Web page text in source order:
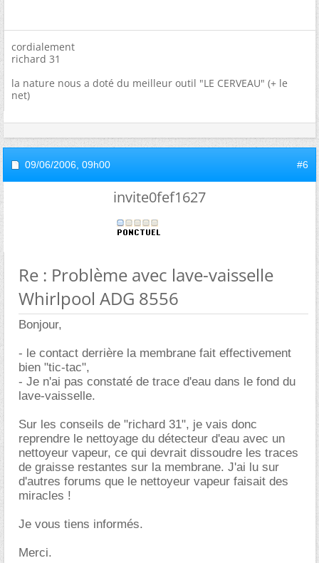
cordialement
richard 31
la nature nous a doté du meilleur outil "LE CERVEAU" (+ le
net)
09/06/2006, 09h00 #6
invite0fef1627
Re : Problème avec lave-vaisselle
Whirlpool ADG 8556
Bonjour,
- le contact derrière la membrane fait effectivement
bien "tic-tac",
- Je n'ai pas constaté de trace d'eau dans le fond du
lave-vaisselle.
Sur les conseils de "richard 31", je vais donc
reprendre le nettoyage du détecteur d'eau avec un
nettoyeur vapeur, ce qui devrait dissoudre les traces
de graisse restantes sur la membrane. J'ai lu sur
d'autres forums que le nettoyeur vapeur faisait des
miracles !
Je vous tiens informés.
Merci.